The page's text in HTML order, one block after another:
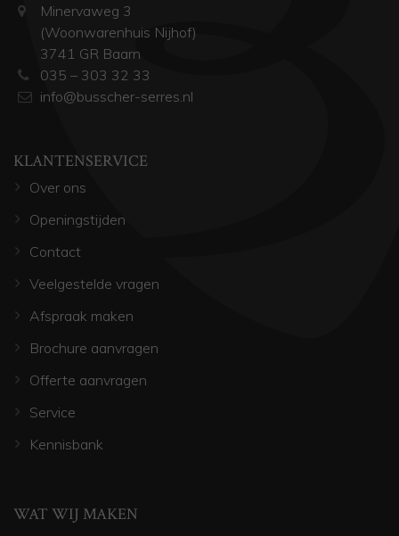
Minervaweg 3
(Woonwarenhuis Nijhof)
3741 GR Baarn
035 – 303 32 33
info@busscher-serres.nl
KLANTENSERVICE
Over ons
Openingstijden
Contact
Veelgestelde vragen
Afspraak maken
Brochure aanvragen
Offerte aanvragen
Service
Kennisbank
WAT WIJ MAKEN